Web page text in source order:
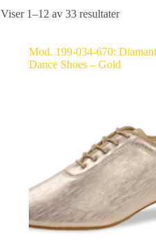
Viser 1–12 av 33 resultater
Mod. 199-034-670:
Dance Shoes – Gold